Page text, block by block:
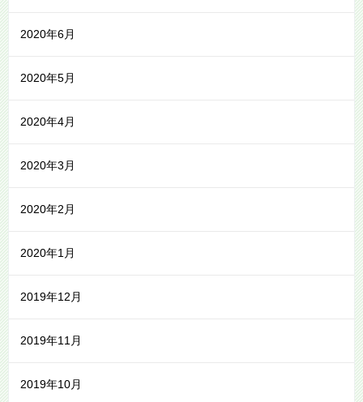
2020年6月
2020年5月
2020年4月
2020年3月
2020年2月
2020年1月
2019年12月
2019年11月
2019年10月